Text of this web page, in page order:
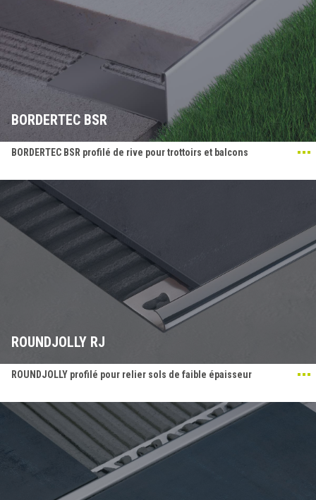
BORDERTEC BSR
BORDERTEC BSR profilé de rive pour trottoirs et balcons
ROUNDJOLLY RJ
ROUNDJOLLY profilé pour relier sols de faible épaisseur